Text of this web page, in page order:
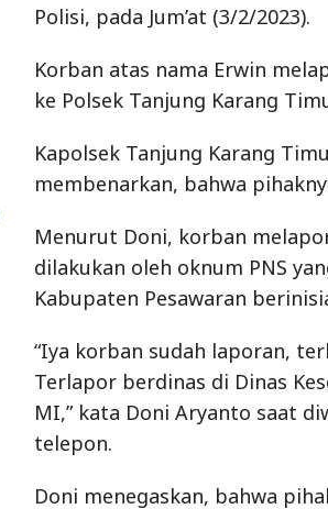
Polisi, pada Jum’at (3/2/2023).
Korban atas nama Erwin
ke Polsek Tanjung Karang
Kapolsek Tanjung Karang
membenarkan, bahwa
Menurut Doni, korban
dilakukan oleh oknum PNS
Kabupaten Pesawaran
“Iya korban sudah laporan,
Terlapor berdinas di Dinas
MI,” kata Doni Aryanto saat
telepon.
Doni menegaskan, bahwa